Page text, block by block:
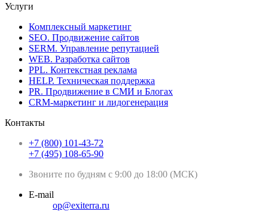
Услуги
Комплексный маркетинг
SEO. Продвижение сайтов
SERM. Управление репутацией
WEB. Разработка сайтов
PPL. Контекстная реклама
HELP. Техническая поддержка
PR. Продвижение в СМИ и Блогах
CRM-маркетинг и лидогенерация
Контакты
+7 (800) 101-43-72
+7 (495) 108-65-90
Звоните по будням с 9:00 до 18:00 (МСК)
E-mail
op@exiterra.ru